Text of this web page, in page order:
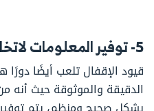
5- توفير المعلومات لاتخاذ القرارات
قيود الإقفال تلعب أيضًا دورًا
الدقيقة والموثوقة حيث أنه